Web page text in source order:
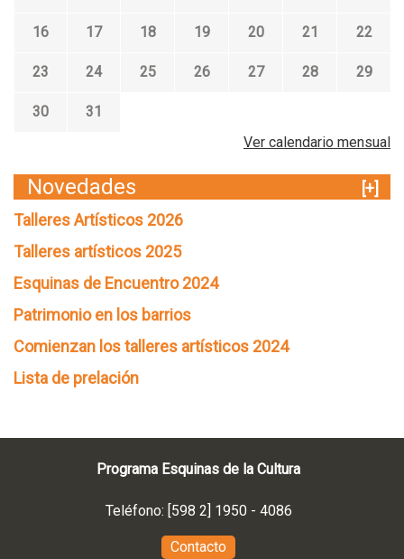
16 17 18 19 20 21 22
23 24 25 26 27 28 29
30
31
Ver calendario mensual
Novedades
[+]
Talleres Artísticos 2026
Talleres artísticos 2025
Esquinas de Encuentro 2024
Patrimonio en los barrios
Comienzan los talleres artísticos 2024
Lista de prelación
Programa Esquinas de la Cultura
Teléfono: [598 2] 1950 - 4086
Contacto